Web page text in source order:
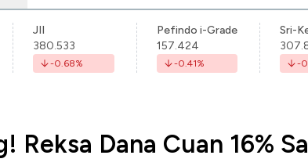
JII
380.533
-0.68%
Pefindo i-Grade
157.424
-0.41%
Sri-
-
Reksa Dana Cuan 16%